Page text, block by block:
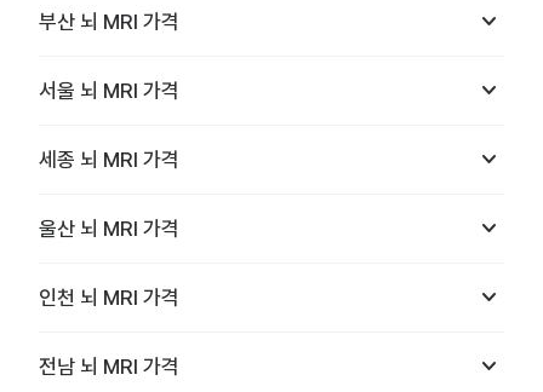
부산 뇌 MRI 가격 keyboard_arrow_down
서울 뇌 MRI 가격 keyboard_arrow_down
세종 뇌 MRI 가격 keyboard_arrow_down
울산 뇌 MRI 가격 keyboard_arrow_down
인천 뇌 MRI 가격 keyboard_arrow_down
전남 뇌 MRI 가격 keyboard_arrow_down